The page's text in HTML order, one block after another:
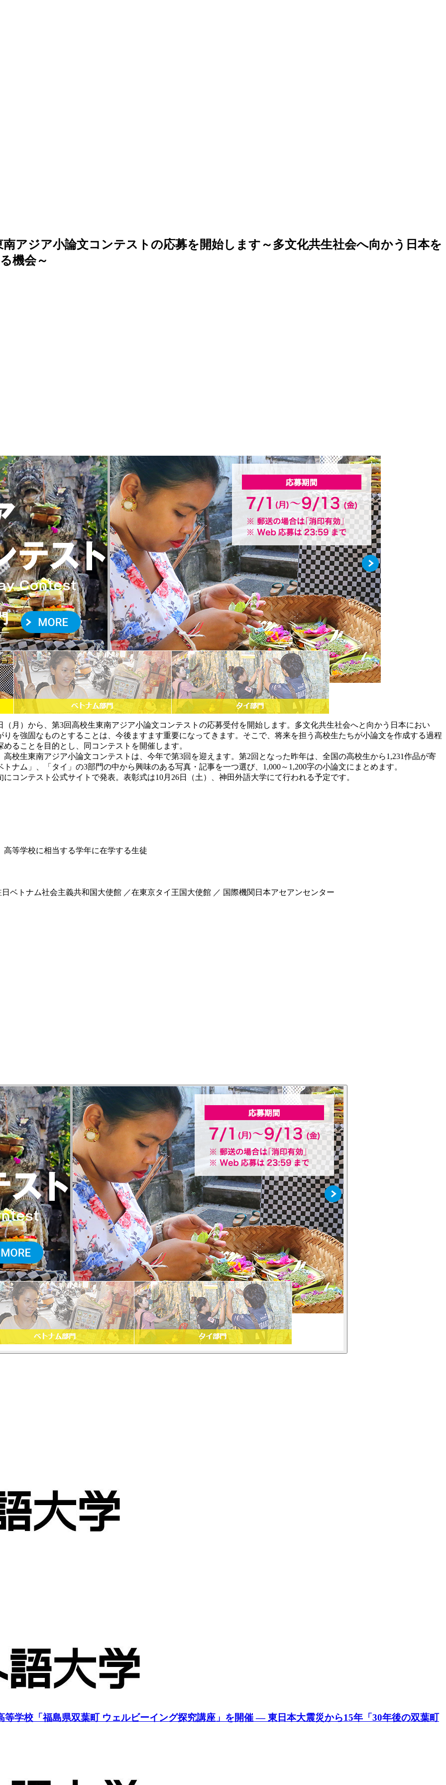
アジア小論文コンテストの応募を開始します～多文化共生社会へ向かう日本を
機会～
月）から、第3回高校生東南アジア小論文コンテストの応募受付を開始します。多文化共生社会へと向かう日本におい
を強固なものとすることは、今後ますます重要になってきます。そこで、将来を担う高校生たちが小論文を作成する過程
ることを目的とし、同コンテストを開催します。
生東南アジア小論文コンテストは、今年で第3回を迎えます。第2回となった昨年は、全国の高校生から1,231作品が寄
ナム」、「タイ」の3部門の中から興味のある写真・記事を一つ選び、1,000～1,200字の小論文にまとめます。
ンテスト公式サイトで発表。表彰式は10月26日（土）、神田外語大学にて行われる予定です。
等学校に相当する学年に在学する生徒
トナム社会主義共和国大使館 ／在東京タイ王国大使館 ／ 国際機関日本アセアンセンター
学校「福島県双葉町 ウェルビーイング探究講座」を開催 ― 東日本大震災から15年「30年後の双葉町